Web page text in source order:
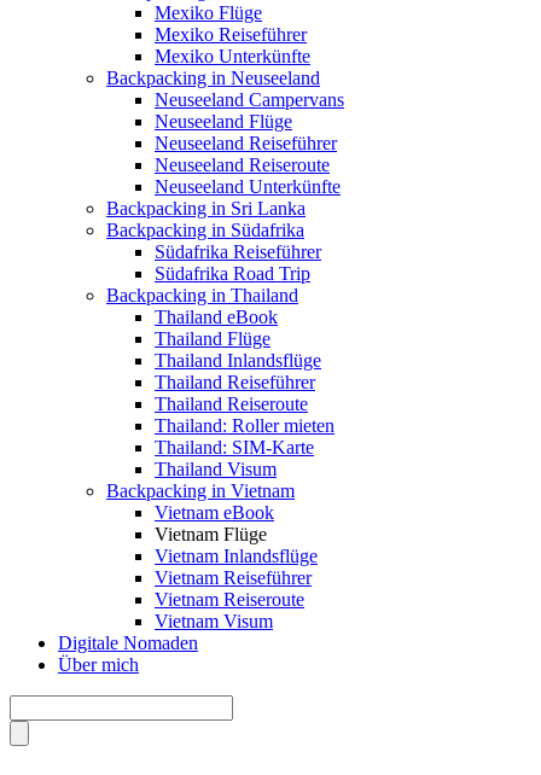
Mexiko Flüge
Mexiko Reiseführer
Mexiko Unterkünfte
Backpacking in Neuseeland
Neuseeland Campervans
Neuseeland Flüge
Neuseeland Reiseführer
Neuseeland Reiseroute
Neuseeland Unterkünfte
Backpacking in Sri Lanka
Backpacking in Südafrika
Südafrika Reiseführer
Südafrika Road Trip
Backpacking in Thailand
Thailand eBook
Thailand Flüge
Thailand Inlandsflüge
Thailand Reiseführer
Thailand Reiseroute
Thailand: Roller mieten
Thailand: SIM-Karte
Thailand Visum
Backpacking in Vietnam
Vietnam eBook
Vietnam Flüge
Vietnam Inlandsflüge
Vietnam Reiseführer
Vietnam Reiseroute
Vietnam Visum
Digitale Nomaden
Über mich